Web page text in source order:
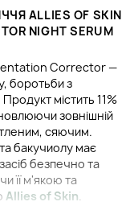
ALLIES OF SKIN
NIGHT SERUM
Corrector —
боротьби з
містить 11%
зовнішній
сяючим.
бакучиолу має
безпечно та
її м'якою та
Allies of Skin.